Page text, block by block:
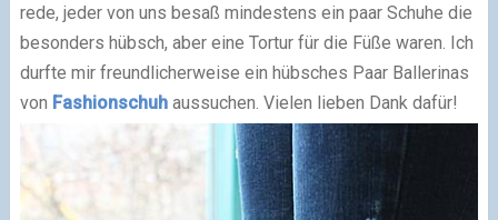
rede, jeder von uns besaß mindestens ein paar Schuhe die
besonders hübsch, aber eine Tortur für die Füße waren. Ich
durfte mir freundlicherweise ein hübsches Paar Ballerinas
von Fashionschuh aussuchen. Vielen lieben Dank dafür!